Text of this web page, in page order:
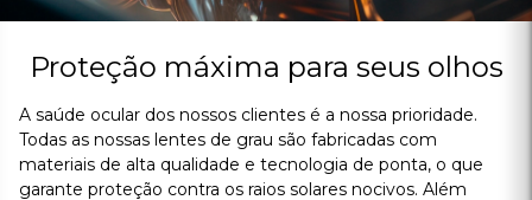
cliente deseje, o adicional de lentes noturnas para uma direção
Garanta a qualidade que você merece
As lentes dos nossos óculos de grau são feitas com os mais
avançados materiais e tecnologias, tudo para garantir a mais alta
qualidade e durabilidade. Além disso, todas as lentes passam por
rigorosos testes de qualidade para assegurar que você tenha a